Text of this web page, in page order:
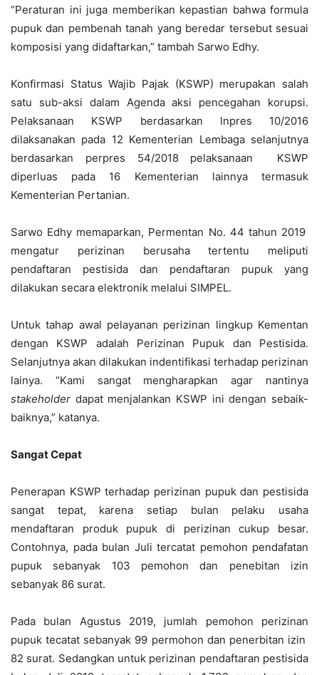
“Peraturan ini juga memberikan kepastian bahwa formula
pupuk dan pembenah tanah yang beredar tersebut sesuai
komposisi yang didaftarkan,” tambah Sarwo Edhy.
Konfirmasi Status Wajib Pajak (KSWP) merupakan salah
satu sub-aksi dalam Agenda aksi pencegahan korupsi.
Pelaksanaan KSWP berdasarkan Inpres 10/2016
dilaksanakan pada 12 Kementerian Lembaga selanjutnya
berdasarkan perpres 54/2018 pelaksanaan KSWP
diperluas pada 16 Kementerian lainnya termasuk
Kementerian Pertanian.
Sarwo Edhy memaparkan, Permentan No. 44 tahun 2019
mengatur perizinan berusaha tertentu meliputi
pendaftaran pestisida dan pendaftaran pupuk yang
dilakukan secara elektronik melalui SIMPEL.
Untuk tahap awal pelayanan perizinan lingkup Kementan
dengan KSWP adalah Perizinan Pupuk dan Pestisida.
Selanjutnya akan dilakukan indentifikasi terhadap perizinan
lainya. “Kami sangat mengharapkan agar nantinya
stakeholder dapat menjalankan KSWP ini dengan sebaik-
baiknya,” katanya.
Sangat Cepat
Penerapan KSWP terhadap perizinan pupuk dan pestisida
sangat tepat, karena setiap bulan pelaku usaha
mendaftaran produk pupuk di perizinan cukup besar.
Contohnya, pada bulan Juli tercatat pemohon pendafatan
pupuk sebanyak 103 pemohon dan penebitan izin
sebanyak 86 surat.
Pada bulan Agustus 2019, jumlah pemohon perizinan
pupuk tecatat sebanyak 99 permohon dan penerbitan izin
82 surat. Sedangkan untuk perizinan pendaftaran pestisida